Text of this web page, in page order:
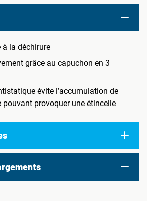
à la déchirure
grâce au capuchon en 3
évite l’accumulation de
pouvant provoquer une étincelle